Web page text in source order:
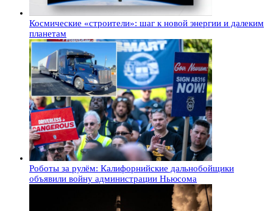
Космические «строители»: шаг к новой энергии и далеким
планетам
Роботы за рулём: Калифорнийские дальнобойщики
объявили войну администрации Ньюсома